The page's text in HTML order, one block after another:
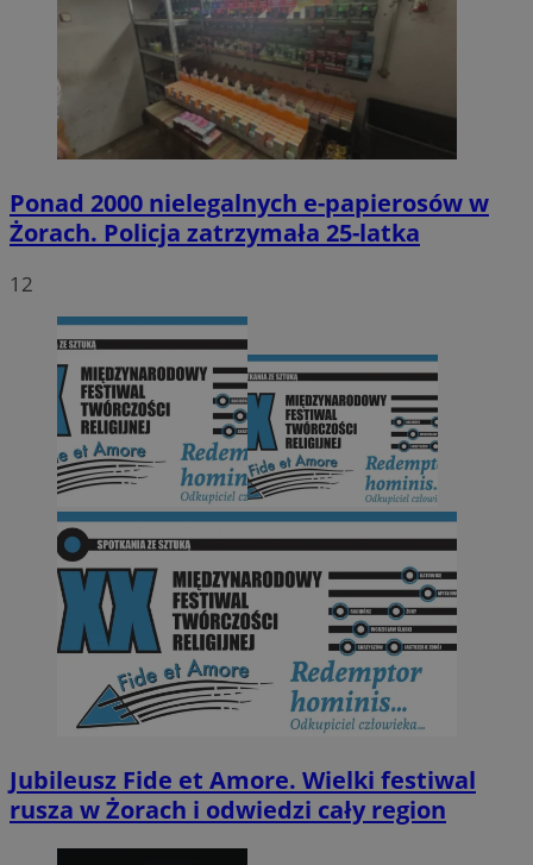
Ponad 2000 nielegalnych e-papierosów w
Żorach. Policja zatrzymała 25-latka
12
Jubileusz Fide et Amore. Wielki festiwal
rusza w Żorach i odwiedzi cały region